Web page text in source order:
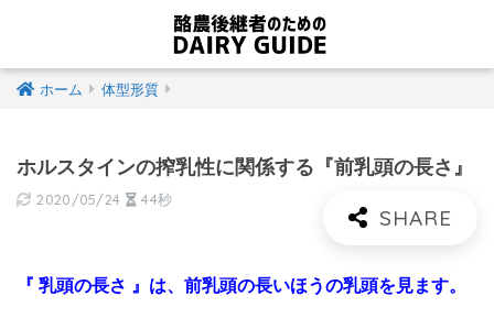
ホーム 体型形質
ホルスタインの搾乳性に関係する『前乳頭の長さ』
2020/05/24 44秒
『 乳頭の長さ 』は、前乳頭の長いほうの乳頭を見ます。